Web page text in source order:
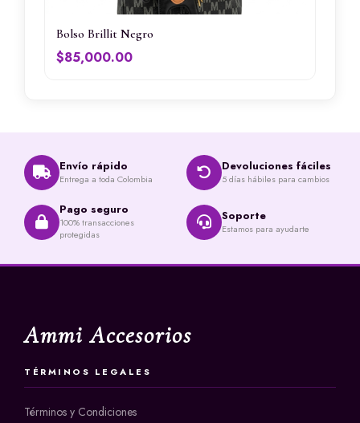
Bolso Brillit Negro
$85,000.00
Envío rápido
Entrega a toda Colombia
Devoluciones fáciles
5 días hábiles para cambios
Pago seguro
100% transacciones
protegidas
Soporte
Estamos para ayudarte
Ammi Accesorios
TÉRMINOS LEGALES
Términos y Condiciones